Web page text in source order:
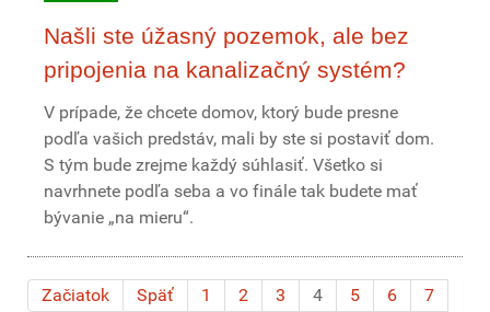
Našli ste úžasný pozemok, ale bez
pripojenia na kanalizačný systém?
V prípade, že chcete domov, ktorý bude presne
podľa vašich predstáv, mali by ste si postaviť dom.
S tým bude zrejme každý súhlasiť. Všetko si
navrhnete podľa seba a vo finále tak budete mať
bývanie „na mieru“.
Začiatok Späť 1 2 3 4 5 6
7